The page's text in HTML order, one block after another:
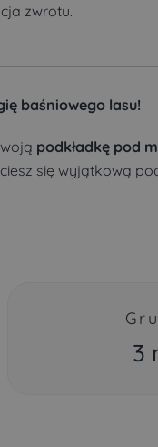
zwrotu.
baśniowego lasu!
podkładkę pod
się wyjątkową
3